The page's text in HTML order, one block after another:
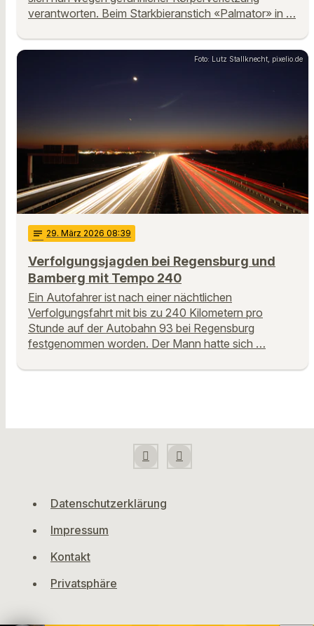
verantworten. Beim Starkbieranstich «Palmator» in …
Foto: Lutz Stallknecht, pixelio.de
notes 29. März 2026 08:39
Verfolgungsjagden bei Regensburg und
Bamberg mit Tempo 240
Ein Autofahrer ist nach einer nächtlichen
Verfolgungsfahrt mit bis zu 240 Kilometern pro
Stunde auf der Autobahn 93 bei Regensburg
festgenommen worden. Der Mann hatte sich …
Datenschutzerklärung
Impressum
Kontakt
Privatsphäre